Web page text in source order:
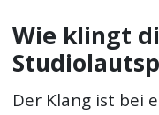
Wie klingt
Der Klang ist bei